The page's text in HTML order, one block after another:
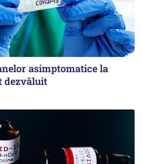
asimptomatice la
dezvăluit